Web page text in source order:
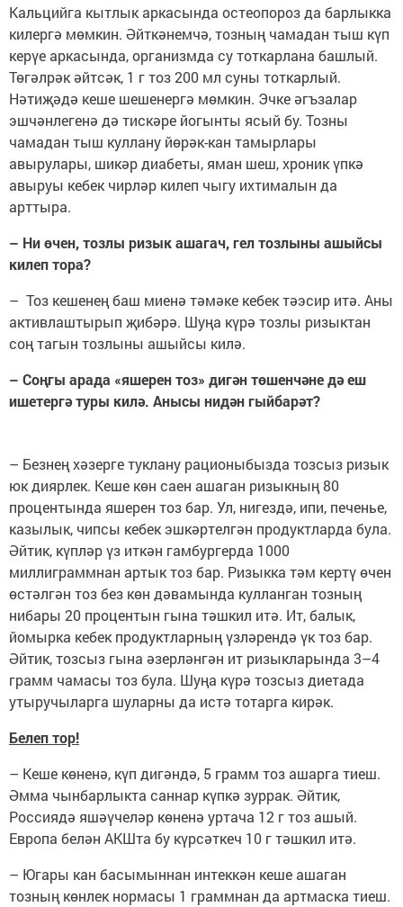
Кальцийга кытлык аркасында остеопороз да барлыкка
килергә мөмкин. Әйткәнемчә, тозның чамадан тыш күп
керүе аркасында, организмда су тоткарлана башлый.
Төгәлрәк әйтсәк, 1 г тоз 200 мл суны тоткарлый.
Нәтиҗәдә кеше шешенергә мөмкин. Эчке әгъзалар
эшчәнлегенә дә тискәре йогынты ясый бу. Тозны
чамадан тыш куллану йөрәк-кан тамырлары
авырулары, шикәр диабеты, яман шеш, хроник үпкә
авыруы кебек чирләр килеп чыгу ихтималын да
арттыра.
– Ни өчен, тозлы ризык ашагач, гел тозлыны ашыйсы
килеп тора?
– Тоз кешенең баш миенә тәмәке кебек тәэсир итә. Аны
активлаштырып җибәрә. Шуңа күрә тозлы ризыктан
соң тагын тозлыны ашыйсы килә.
– Соңгы арада «яшерен тоз» дигән төшенчәне дә еш
ишетергә туры килә. Анысы нидән гыйбарәт?
– Безнең хәзерге туклану рационыбызда тозсыз ризык
юк диярлек. Кеше көн саен ашаган ризыкның 80
процентында яшерен тоз бар. Ул, нигездә, ипи, печенье,
казылык, чипсы кебек эшкәртелгән продуктларда була.
Әйтик, күпләр үз иткән гамбургерда 1000
миллиграммнан артык тоз бар. Ризыкка тәм кертү өчен
өстәлгән тоз без көн дәвамында кулланган тозның
нибары 20 процентын гына тәшкил итә. Ит, балык,
йомырка кебек продуктларның үзләрендә үк тоз бар.
Әйтик, тозсыз гына әзерләнгән ит ризыкларында 3–4
грамм чамасы тоз була. Шуңа күрә тозсыз диетада
утыручыларга шуларны да истә тотарга кирәк.
Белеп тор!
– Кеше көненә, күп дигәндә, 5 грамм тоз ашарга тиеш.
Әмма чынбарлыкта саннар күпкә зуррак. Әйтик,
Россиядә яшәүчеләр көненә уртача 12 г тоз ашый.
Европа белән АКШта бу күрсәткеч 10 г тәшкил итә.
– Югары кан басымыннан интеккән кеше ашаган
тозның көнлек нормасы 1 граммнан да артмаска тиеш.